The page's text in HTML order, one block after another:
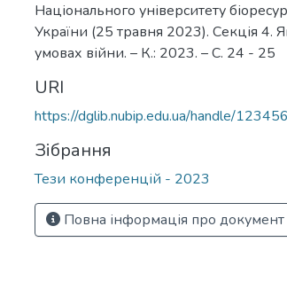
Національного університету
України (25 травня 2023). Секція 4.
умовах війни. – К.: 2023. – С. 24 - 25
URI
https://dglib.nubip.edu.ua/handle/
Зібрання
Тези конференцій - 2023
Повна інформація про документ